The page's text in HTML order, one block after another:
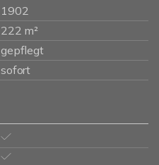
1902
222 m²
gepflegt
sofort